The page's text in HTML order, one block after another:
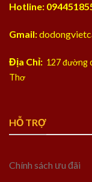
Hotline:
Gmail:
Địa Chỉ: 127 đường
Thơ
HỖ TRỢ
Chính sách ưu đãi